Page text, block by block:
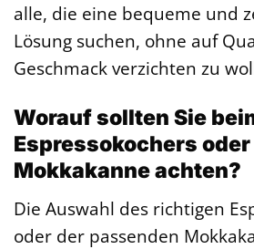
alle, die eine bequeme und
Lösung suchen, ohne auf
Geschmack verzichten zu
Worauf sollten Sie
Espressokochers
Mokkakanne achten?
Die Auswahl des richtigen
oder der passenden